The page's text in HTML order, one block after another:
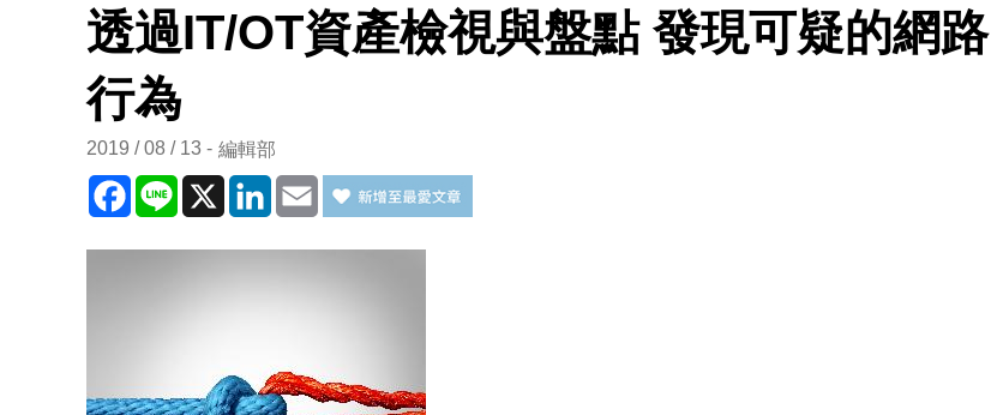
透過IT/OT資產檢視與盤點 發現可疑的網路
行為
2019 / 08 / 13 編輯部
Facebook
Line X LinkedInEmail